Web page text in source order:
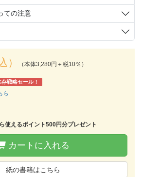
ての注意
） （本体3,280円＋税10％）
存戦略セール！
ら
使えるポイント500円分プレゼント
カートに入れる
紙の書籍はこちら